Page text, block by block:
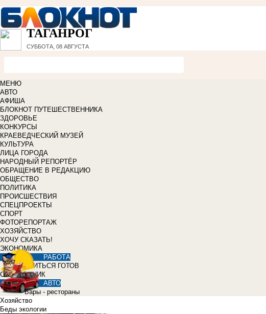
ТАГАНРОГ
СУББОТА, 08 АВГУСТА
МЕНЮ
АВТО
АФИША
БЛОКНОТ ПУТЕШЕСТВЕННИКА
ЗДОРОВЬЕ
КОНКУРСЫ
КРАЕВЕДЧЕСКИЙ МУЗЕЙ
КУЛЬТУРА
ЛИЦА ГОРОДА
НАРОДНЫЙ РЕПОРТЁР
ОБРАЩЕНИЕ В РЕДАКЦИЮ
ОБЩЕСТВО
ПОЛИТИКА
ПРОИСШЕСТВИЯ
СПЕЦПРОЕКТЫ
СПОРТ
ФОТОРЕПОРТАЖ
ХОЗЯЙСТВО
ХОЧУ СКАЗАТЬ!
ЭКОНОМИКА
РАБОТА
УЧИТЬСЯ ГОТОВ
СПРАВОЧНИК
АВТО
Бары - рестораны
Хозяйство
Беды экологии